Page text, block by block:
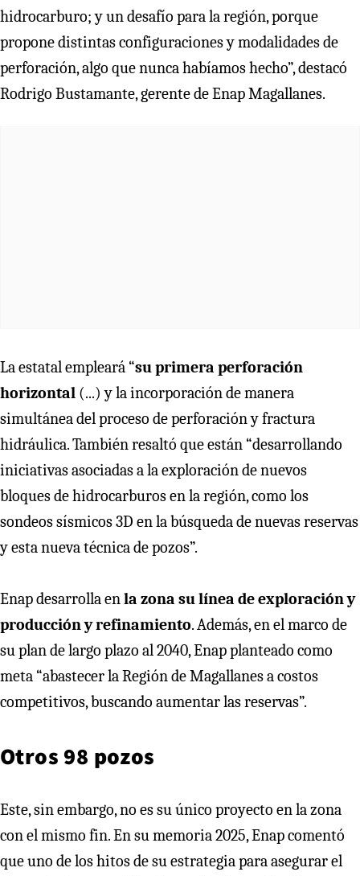
hidrocarburo; y un desafío para la región, porque
propone distintas configuraciones y modalidades de
perforación, algo que nunca habíamos hecho”, destacó
Rodrigo Bustamante, gerente de Enap Magallanes.
La estatal empleará “su primera perforación
horizontal (...) y la incorporación de manera
simultánea del proceso de perforación y fractura
hidráulica. También resaltó que están “desarrollando
iniciativas asociadas a la exploración de nuevos
bloques de hidrocarburos en la región, como los
sondeos sísmicos 3D en la búsqueda de nuevas reservas
y esta nueva técnica de pozos”.
Enap desarrolla enla zona su línea de exploración y
producción y refinamiento. Además, en el marco de
su plan de largo plazo al 2040, Enap planteado como
meta “abastecer la Región de Magallanes a costos
competitivos, buscando aumentar las reservas”.
Otros 98 pozos
Este, sin embargo, no es su único proyecto en la zona
con el mismo fin. En su memoria 2025, Enap comentó
que uno de los hitos de su estrategia para asegurar el